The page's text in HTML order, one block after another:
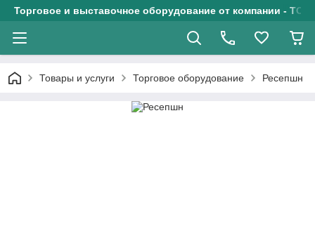
Торговое и выставочное оборудование от компании - ТОО
Товары и услуги Торговое оборудование Ресепшн